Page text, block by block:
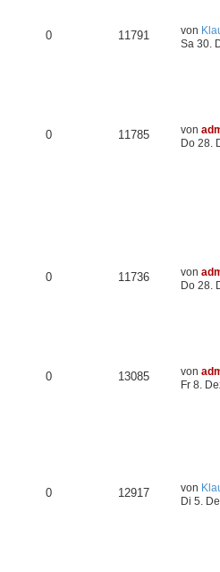
0 11791 von
Sa 30.
0 11785 von
Do 28.
0 11736 von
Do 28.
0 13085 von
Fr 8.
0 12917 von
Di 5.